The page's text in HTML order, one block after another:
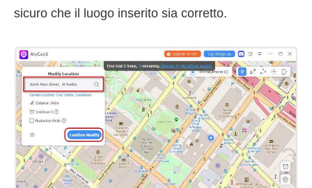
sicuro che il luogo inserito sia corretto.